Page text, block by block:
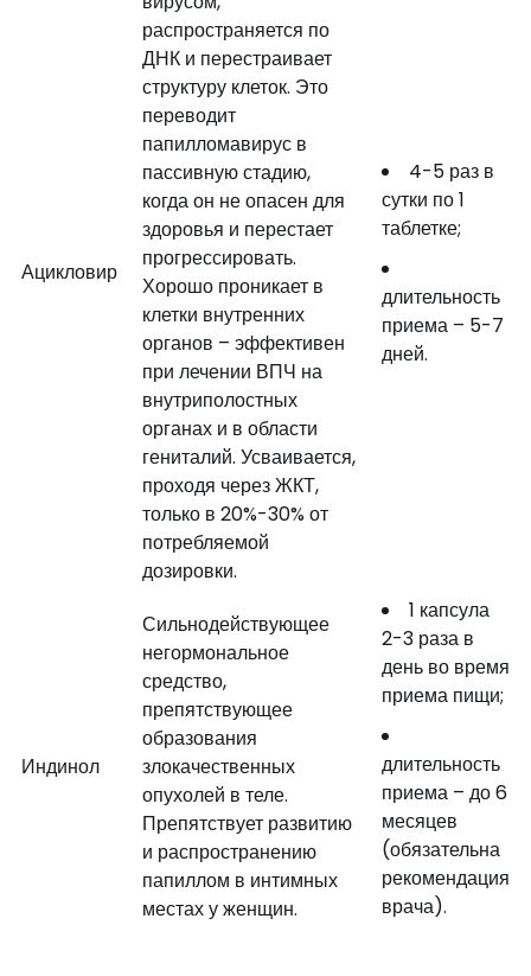
Ацикловир
распространяется по
ДНК и перестраивает
структуру клеток. Это
переводит
папилломавирус в
пассивную стадию,
когда он не опасен для
здоровья и перестает
прогрессировать.
Хорошо проникает в
клетки внутренних
органов – эффективен
при лечении ВПЧ на
внутриполостных
органах и в области
гениталий. Усваивается,
проходя через ЖКТ,
только в 20%-30% от
потребляемой
дозировки.
4-5 раз в
сутки по 1
таблетке;
длительность
приема – 5-7
дней.
Индинол
Сильнодействующее
негормональное
средство,
препятствующее
образования
злокачественных
опухолей в теле.
Препятствует развитию
и распространению
папиллом в интимных
местах у женщин.
1 капсула
2-3 раза в
день во время
приема пищи;
длительность
приема – до 6
месяцев
(обязательна
рекомендация
врача).